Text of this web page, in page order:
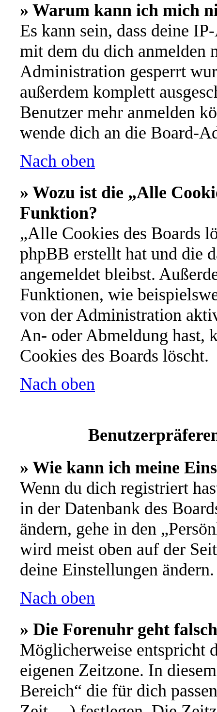
» Warum kann ich mich
Es kann sein, dass deine
mit dem du dich anmelden
Administration gesperrt
außerdem komplett
Benutzer mehr anmelden
wende dich an die Board-
Nach oben
» Wozu ist die „Alle
Funktion?
„Alle Cookies des Boards
phpBB erstellt hat und die
angemeldet bleibst.
Funktionen, wie
von der Administration
An- oder Abmeldung hast,
Cookies des Boards löscht.
Nach oben
» Wie kann ich meine
Wenn du dich registriert
in der Datenbank des
ändern, gehe in den
wird meist oben auf der
deine Einstellungen ändern.
Nach oben
» Die Forenuhr geht
Möglicherweise entspricht
eigenen Zeitzone. In
Bereich“ die für dich